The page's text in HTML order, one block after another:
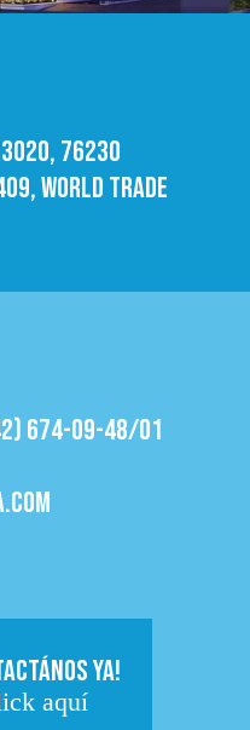
76230
World trade
674-09-48/01
YA!
aquí